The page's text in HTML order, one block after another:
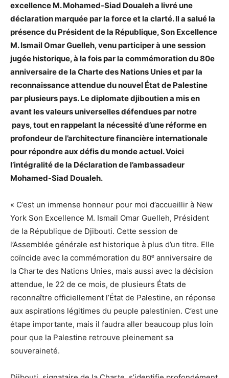
excellence M. Mohamed-Siad Doualeh a livré une
déclaration marquée par la force et la clarté. Il a salué la
présence du Président de la République, Son Excellence
M. Ismail Omar Guelleh, venu participer à une session
jugée historique, à la fois par la commémoration du 80e
anniversaire de la Charte des Nations Unies et par la
reconnaissance attendue du nouvel État de Palestine
par plusieurs pays. Le diplomate djiboutien a mis en
avant les valeurs universelles défendues par notre
pays, tout en rappelant la nécessité d’une réforme en
profondeur de l’architecture financière internationale
pour répondre aux défis du monde actuel. Voici
l’intégralité de la Déclaration de l’ambassadeur
Mohamed-Siad Doualeh.
« C’est un immense honneur pour moi d’accueillir à New
York Son Excellence M. Ismail Omar Guelleh, Président
de la République de Djibouti. Cette session de
l’Assemblée générale est historique à plus d’un titre. Elle
coïncide avec la commémoration du 80ᵉ anniversaire de
la Charte des Nations Unies, mais aussi avec la décision
attendue, le 22 de ce mois, de plusieurs États de
reconnaître officiellement l’État de Palestine, en réponse
aux aspirations légitimes du peuple palestinien. C’est une
étape importante, mais il faudra aller beaucoup plus loin
pour que la Palestine retrouve pleinement sa
souveraineté.